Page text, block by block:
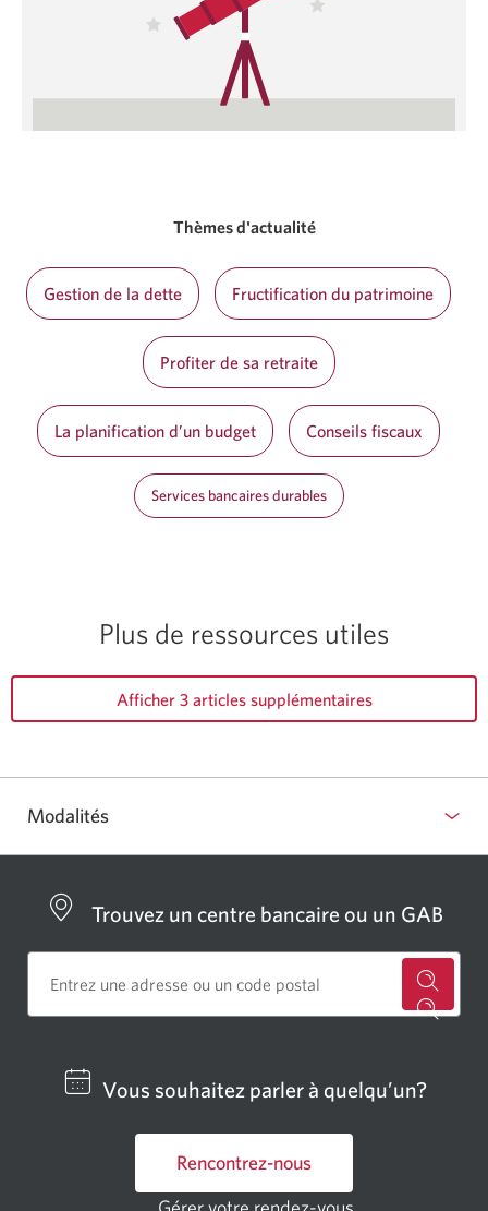
Thèmes d'actualité
Gestion de la dette Fructification du patrimoine
Profiter de sa retraite
La planification d’un budget Conseils fiscaux
Services bancaires durables
Plus de ressources utiles
Afficher 3 articles supplémentaires
Modalités
Trouvez un centre bancaire ou un GAB
centre
Vous souhaitez parler à quelqu’un?
Rencontrez-nous